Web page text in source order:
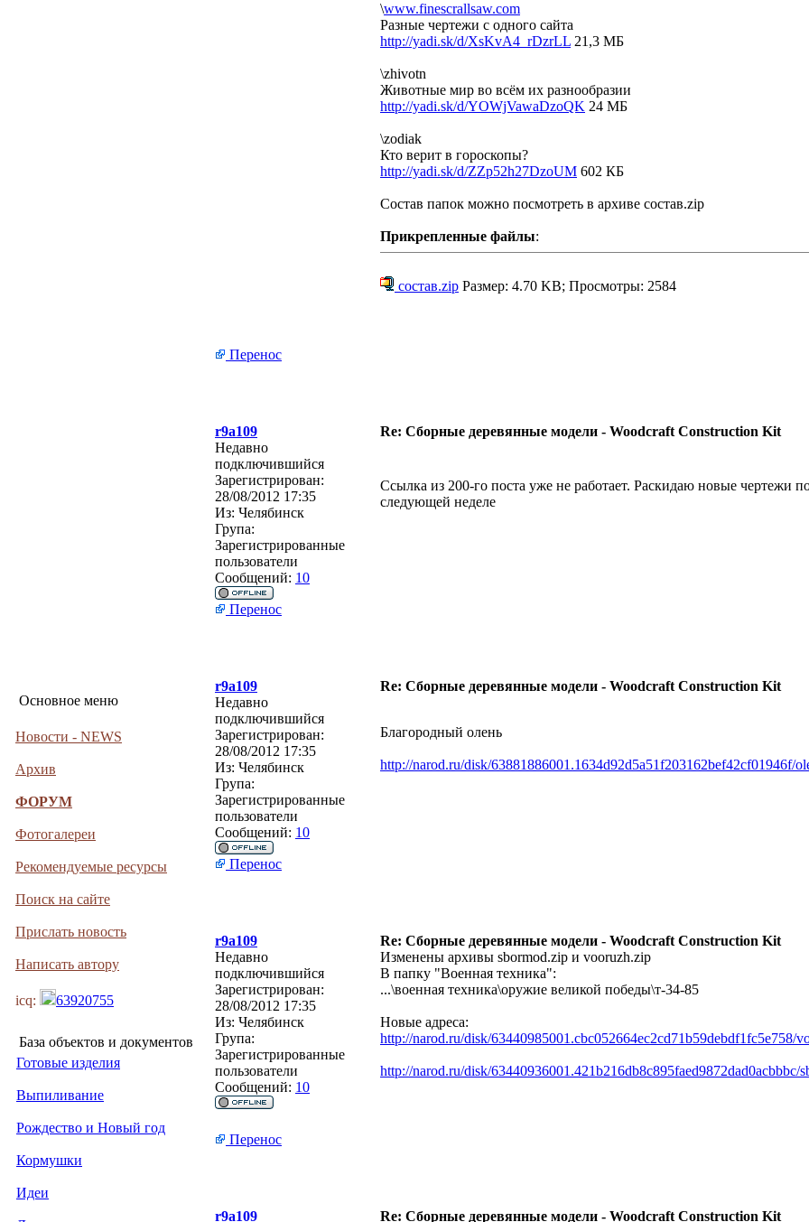
Основное меню
Новости - NEWS
Архив
ФОРУМ
Фотогалереи
Рекомендуемые ресурсы
Поиск на сайте
Прислать новость
Написать автору
icq: 63920755
База объектов и документов
Готовые изделия
Выпиливание
Рождество и Новый год
Кормушки
Идеи
\www.finescrallsaw.com
Разные чертежи с одного сайта
http://yadi.sk/d/XsKvA4_rDzrLL 21,3 МБ
\zhivotn
Животные мир во всём их разнообразии
http://yadi.sk/d/YOWjVawaDzoQK 24 МБ
\zodiak
Кто верит в гороскопы?
http://yadi.sk/d/ZZp52h27DzoUM 602 КБ
Состав папок можно посмотреть в архиве состав.zip
Прикрепленные файлы:
состав.zip Размер: 4.70 KB; Просмотры: 2584
Перенос
r9a109
Re: Сборные деревянные модели - Woodcraft Construction Kit
Недавно
подключившийся
Зарегистрирован:
28/08/2012 17:35
Из: Челябинск
Група:
Зарегистрированные
пользователи
Сообщений: 10
Ссылка из 200-го поста уже не работает. Раскидаю новые чертежи
следующей неделе
Перенос
r9a109
Re: Сборные деревянные модели - Woodcraft Construction Kit
Недавно
подключившийся
Зарегистрирован:
28/08/2012 17:35
Из: Челябинск
Група:
Зарегистрированные
пользователи
Сообщений: 10
Благородный олень
http://narod.ru/disk/63881886001.1634d92d5a51f203162bef42cf01946f/
Перенос
r9a109
Re: Сборные деревянные модели - Woodcraft Construction Kit
Недавно
подключившийся
Зарегистрирован:
28/08/2012 17:35
Из: Челябинск
Група:
Зарегистрированные
пользователи
Сообщений: 10
Изменены архивы sbormod.zip и vooruzh.zip
В папку "Военная техника":
...\военная техника\оружие великой победы\т-34-85
Новые адреса:
http://narod.ru/disk/63440985001.cbc052664ec2cd71b59debdf1fc5e758/
http://narod.ru/disk/63440936001.421b216db8c895faed9872dad0acbbbc/
Перенос
r9a109 Re: Сборные деревянные модели - Woodcraft Construction Kit